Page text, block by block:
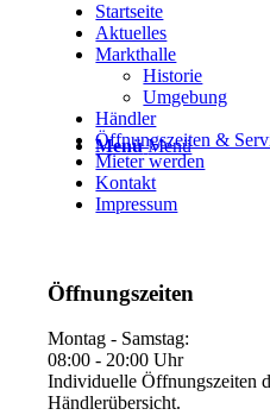
Menü Menü
Startseite
Aktuelles
Markthalle
Historie
Umgebung
Händler
Öffnungszeiten &
Mieter werden
Kontakt
Impressum
Öffnungszeiten
Montag - Samstag:
08:00 - 20:00 Uhr
Individuelle Öffnungszeiten
Händlerübersicht.